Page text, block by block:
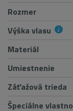
Rozmer
Výška vlasu
Materiál
Umiestnenie
Záťažová trieda
Špeciálne